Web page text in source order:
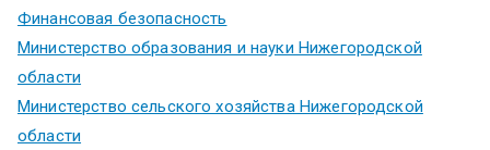
Финансовая безопасность
Министерство образования и науки Нижегородской
области
Министерство сельского хозяйства Нижегородской
области